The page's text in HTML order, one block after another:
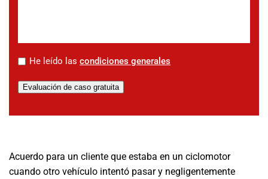
* He leído las condiciones generales
Evaluación de caso gratuita
Acuerdo para un cliente que estaba en un ciclomotor
cuando otro vehículo intentó pasar y negligentemente